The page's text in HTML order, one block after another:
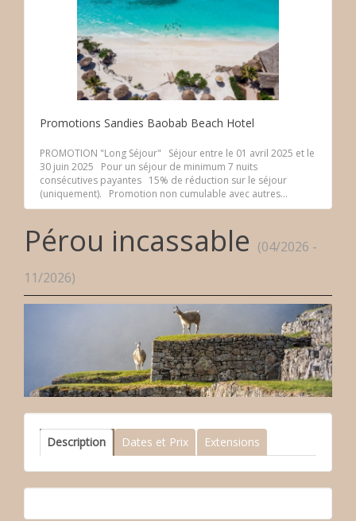
Promotions Sandies Baobab Beach Hotel
PROMOTION "Long Séjour" Séjour entre le 01 avril 2025 et le
30 juin 2025 Pour un séjour de minimum 7 nuits
consécutives payantes 15% de réduction sur le séjour
(uniquement). Promotion non cumulable avec autres...
Pérou incassable (04/2026 -
11/2026)
Description Dates et Prix Extensions